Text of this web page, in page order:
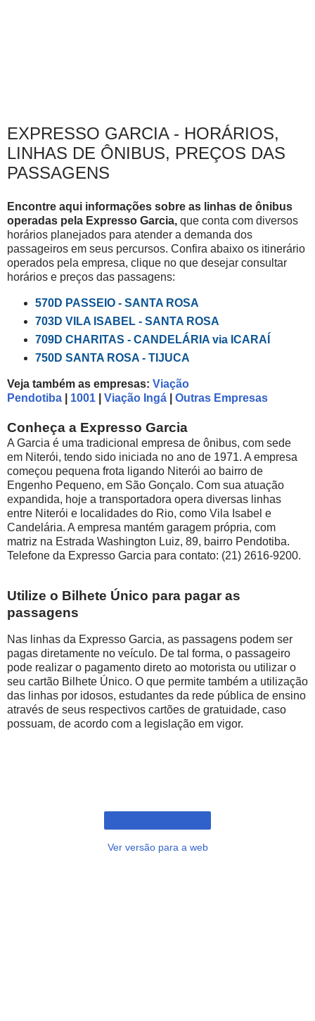
EXPRESSO GARCIA - HORÁRIOS,
LINHAS DE ÔNIBUS, PREÇOS DAS
PASSAGENS
Encontre aqui informações sobre as linhas de ônibus
operadas pela Expresso Garcia, que conta com diversos
horários planejados para atender a demanda dos
passageiros em seus percursos. Confira abaixo os itinerário
operados pela empresa, clique no que desejar consultar
horários e preços das passagens:
570D PASSEIO - SANTA ROSA
703D VILA ISABEL - SANTA ROSA
709D CHARITAS - CANDELÁRIA via ICARAÍ
750D SANTA ROSA - TIJUCA
Veja também as empresas: Viação
Pendotiba
1001 Viação Ingá Outras Empresas
Conheça a Expresso Garcia
A Garcia é uma tradicional empresa de ônibus, com sede
em Niterói, tendo sido iniciada no ano de 1971. A empresa
começou pequena frota ligando Niterói ao bairro de
Engenho Pequeno, em São Gonçalo. Com sua atuação
expandida, hoje a transportadora opera diversas linhas
entre Niterói e localidades do Rio, como Vila Isabel e
Candelária. A empresa mantém garagem própria, com
matriz na Estrada Washington Luiz, 89, bairro Pendotiba.
Telefone da Expresso Garcia para contato: (21) 2616-9200.
Utilize o Bilhete Único para pagar as
passagens
Nas linhas da Expresso Garcia, as passagens podem ser
pagas diretamente no veículo. De tal forma, o passageiro
pode realizar o pagamento direto ao motorista ou utilizar o
seu cartão Bilhete Único. O que permite também a utilização
das linhas por idosos, estudantes da rede pública de ensino
através de seus respectivos cartões de gratuidade, caso
possuam, de acordo com a legislação em vigor.
Ver versão para a web